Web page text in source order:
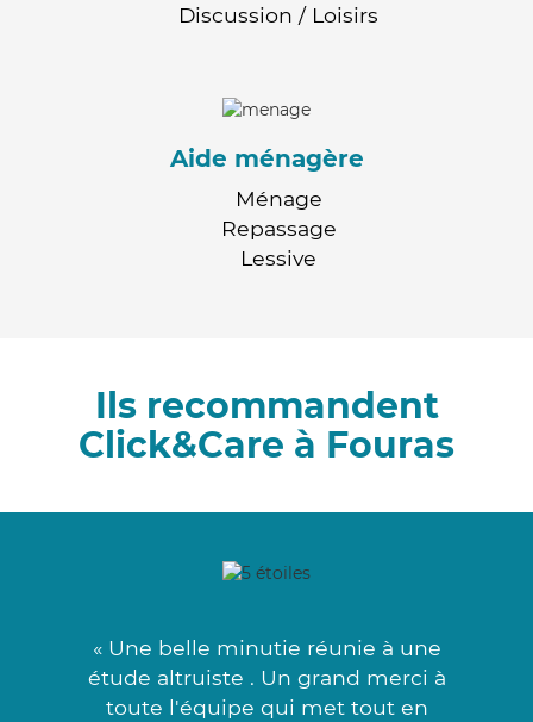
Discussion / Loisirs
Aide ménagère
Ménage
Repassage
Lessive
Ils recommandent
Click&Care à Fouras
« Une belle minutie réunie à une
étude altruiste . Un grand merci à
toute l'équipe qui met tout en